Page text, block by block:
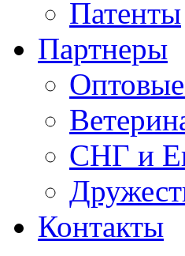
Патенты
Партнеры
СНГ и
Контакты